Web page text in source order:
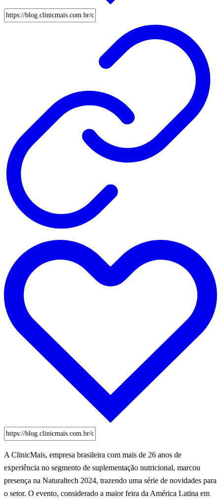
A ClinicMais, empresa brasileira com mais de 26 anos de
experiência no segmento de suplementação nutricional, marcou
presença na Naturaltech 2024, trazendo uma série de novidades para
o setor. O evento, considerado a maior feira da América Latina em